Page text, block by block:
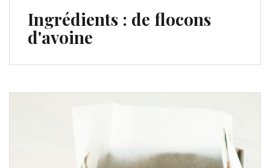
Ingrédients : de flocons
d'avoine